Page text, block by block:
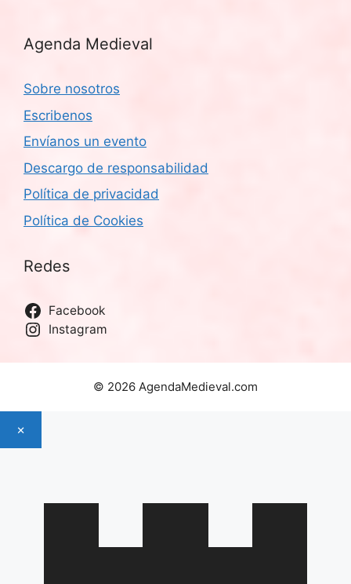
Agenda Medieval
Sobre nosotros
Escribenos
Envíanos un evento
Descargo de responsabilidad
Política de privacidad
Política de Cookies
Redes
Facebook
Instagram
© 2026 AgendaMedieval.com
×